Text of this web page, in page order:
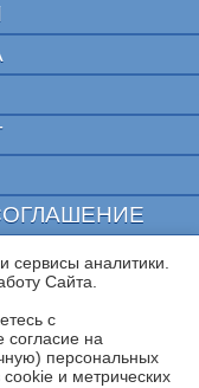
CURATOR
| Свидетельство о
законодательства в сфере
наследия
автора обязательна. Полное
нарушением
сервисы аналитики.
Cайта.
с
согласие на
персональных
и метрических